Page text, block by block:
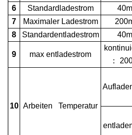
6 Standardladestrom
7
Maximaler Ladestrom
8
Standardentladestrom
9 max entladestrom
：
10 Arbeiten Temperatur